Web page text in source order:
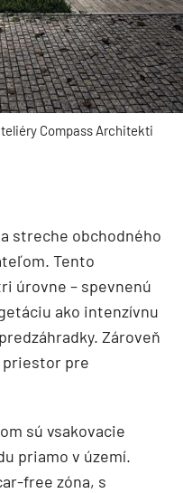
Compass Architekti
streche obchodného
Tento
úrovne – spevnenú
ako intenzívnu
Zároveň
priestor pre
sú vsakovacie
priamo v území.
free zóna, s